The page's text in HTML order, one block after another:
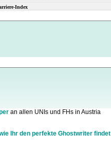
Index
an allen UNIs und FHs in Austria
Ihr den perfekte Ghostwriter findet